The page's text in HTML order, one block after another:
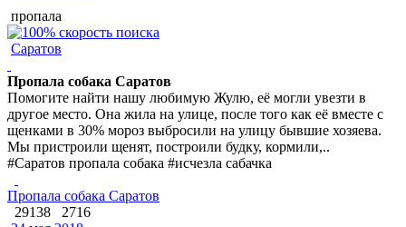
пропала
Саратов
Пропала собака Саратов
Помогите найти нашу любимую Жулю, её могли увезти в
другое место. Она жила на улице, после того как её вместе с
щенками в 30% мороз выбросили на улицу бывшие хозяева.
Мы пристроили щенят, построили будку, кормили,..
#Саратов пропала собака #исчезла сабачка
Пропала собака Саратов
29138
2716